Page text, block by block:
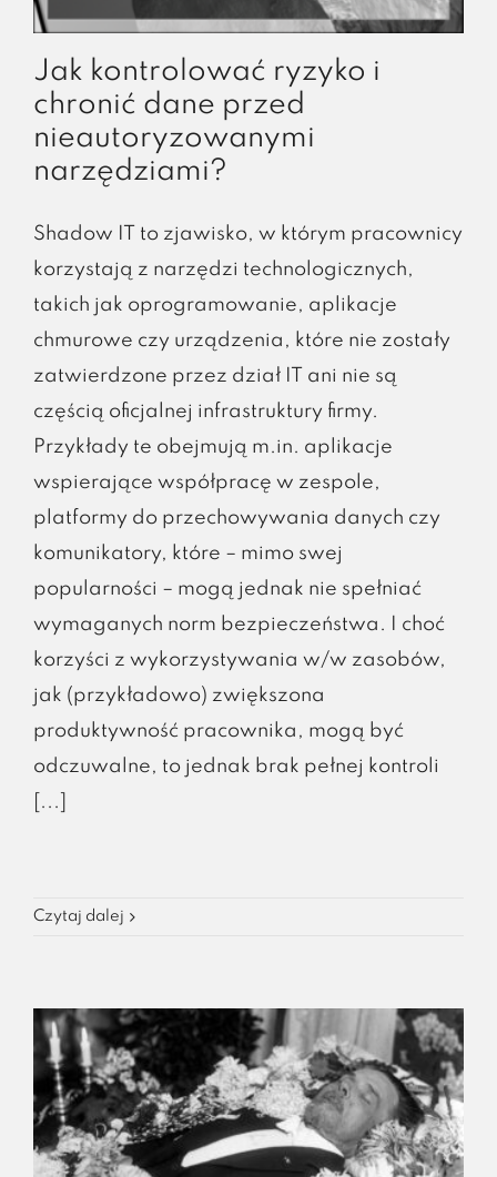
Jak kontrolować ryzyko i
chronić dane przed
nieautoryzowanymi
narzędziami?
Shadow IT to zjawisko, w którym pracownicy
korzystają z narzędzi technologicznych,
takich jak oprogramowanie, aplikacje
chmurowe czy urządzenia, które nie zostały
zatwierdzone przez dział IT ani nie są
częścią oficjalnej infrastruktury firmy.
Przykłady te obejmują m.in. aplikacje
wspierające współpracę w zespole,
platformy do przechowywania danych czy
komunikatory, które – mimo swej
popularności – mogą jednak nie spełniać
wymaganych norm bezpieczeństwa. I choć
korzyści z wykorzystywania w/w zasobów,
jak (przykładowo) zwiększona
produktywność pracownika, mogą być
odczuwalne, to jednak brak pełnej kontroli
[...]
Czytaj dalej